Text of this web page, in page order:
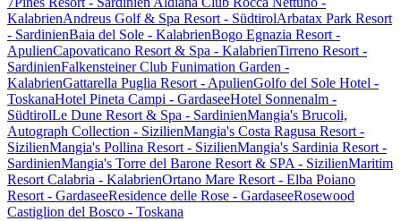
KalabrienAndreus Golf & Spa Resort - SüdtirolArbatax Park Resort
- SardinienBaia del Sole - KalabrienBogo Egnazia Resort -
ApulienCapovaticano Resort & Spa - KalabrienTirreno Resort -
SardinienFalkensteiner Club Funimation Garden -
KalabrienGattarella Puglia Resort - ApulienGolfo del Sole Hotel -
ToskanaHotel Pineta Campi - GardaseeHotel Sonnenalm -
SüdtirolLe Dune Resort & Spa - SardinienMangia's Brucoli,
Autograph Collection - SizilienMangia's Costa Ragusa Resort -
SizilienMangia's Pollina Resort - SizilienMangia's Sardinia Resort -
SardinienMangia's Torre del Barone Resort & SPA - SizilienMaritim
Resort Calabria - KalabrienOrtano Mare Resort - Elba Poiano
Resort - GardaseeResidence delle Rose - GardaseeRosewood
Castiglion del Bosco - Toskana